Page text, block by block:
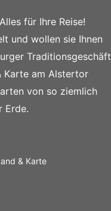
für Ihre Reise!
und wollen sie Ihnen
Traditionsgeschäft
Karte am Alstertor
von so ziemlich
Erde.
& Karte